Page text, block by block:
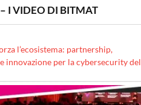
I VIDEO DI BITMAT
l’ecosistema: partnership,
innovazione per la cybersecurity del